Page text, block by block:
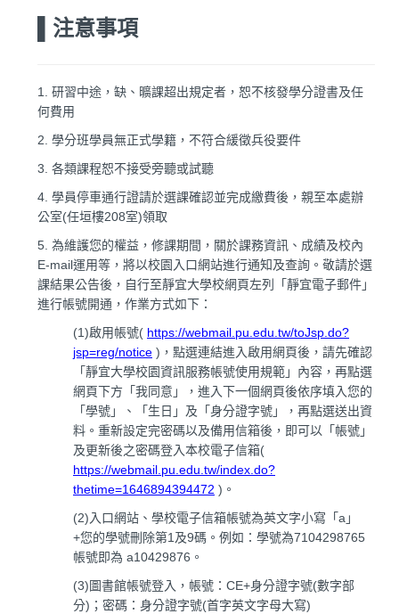
▌注意事項
1. 研習中途，缺、曠課超出規定者，恕不核發學分證書及任
何費用
2. 學分班學員無正式學籍，不符合緩徵兵役要件
3. 各類課程恕不接受旁聽或試聽
4. 學員停車通行證請於選課確認並完成繳費後，親至本處辦
公室(任垣樓208室)領取
5. 為維護您的權益，修課期間，關於課務資訊、成績及校內
E-mail運用等，將以校園入口網站進行通知及查詢。敬請於選
課結果公告後，自行至靜宜大學校網頁左列「靜宜電子郵件」
進行帳號開通，作業方式如下：
(1)啟用帳號( https://webmail.pu.edu.tw/toJsp.do?
jsp=reg/notice )，點選連結進入啟用網頁後，請先確認
「靜宜大學校園資訊服務帳號使用規範」內容，再點選
網頁下方「我同意」，進入下一個網頁後依序填入您的
「學號」、「生日」及「身分證字號」，再點選送出資
料。重新設定完密碼以及備用信箱後，即可以「帳號」
及更新後之密碼登入本校電子信箱(
https://webmail.pu.edu.tw/index.do?
thetime=1646894394472 )。
(2) 入口網站、學校電子信箱帳號為英文字小寫「a」
+您的學號刪除第1及9碼。例如：學號為7104298765
帳號即為 a10429876。
(3)圖書館帳號登入，帳號：CE+身分證字號(數字部
分)；密碼：身分證字號(首字英文字母大寫)